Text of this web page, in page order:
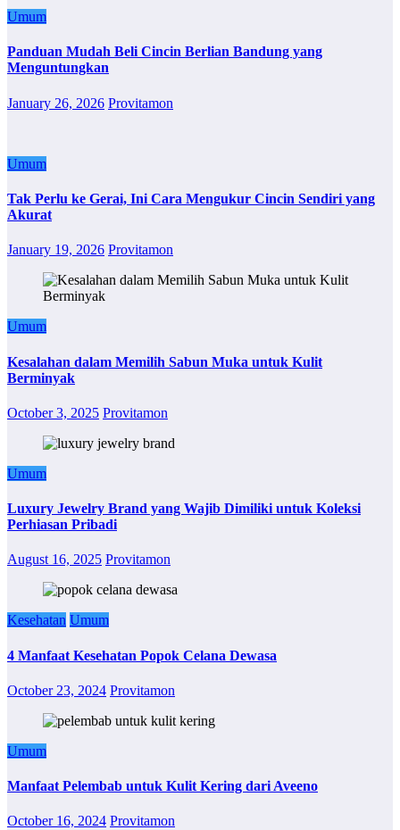
Umum
Panduan Mudah Beli Cincin Berlian Bandung yang
Menguntungkan
January 26, 2026 Provitamon
Umum
Tak Perlu ke Gerai, Ini Cara Mengukur Cincin Sendiri yang
Akurat
January 19, 2026 Provitamon
Umum
Kesalahan dalam Memilih Sabun Muka untuk Kulit
Berminyak
October 3, 2025 Provitamon
Umum
Luxury Jewelry Brand yang Wajib Dimiliki untuk Koleksi
Perhiasan Pribadi
August 16, 2025 Provitamon
Kesehatan Umum
4 Manfaat Kesehatan Popok Celana Dewasa
October 23, 2024 Provitamon
Umum
Manfaat Pelembab untuk Kulit Kering dari Aveeno
October 16, 2024 Provitamon